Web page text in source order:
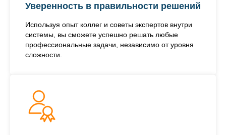
Уверенность в правильности решений
Используя опыт коллег и советы экспертов внутри
системы, вы сможете успешно решать любые
профессиональные задачи, независимо от уровня
сложности.